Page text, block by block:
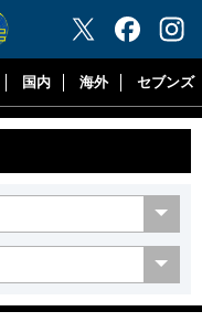
"ラグビーリパブリック"
国内 海外 セブンズ